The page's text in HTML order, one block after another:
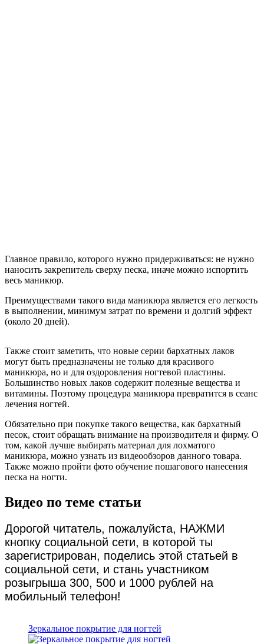
Главное правило, которого нужно придерживаться: не нужно
наносить закрепитель сверху песка, иначе можно испортить
весь маникюр.
Преимуществами такого вида маникюра является его легкость
в выполнении, минимум затрат по времени и долгий эффект
(около 20 дней).
Также стоит заметить, что новые серии бархатных лаков
могут быть предназначены не только для красивого
маникюра, но и для оздоровления ногтевой пластины.
Большинство новых лаков содержит полезные вещества и
витамины. Поэтому процедура маникюра превратится в сеанс
лечения ногтей.
Обязательно при покупке такого вещества, как бархатный
песок, стоит обращать внимание на производителя и фирму. О
том, какой лучше выбирать материал для лохматого
маникюра, можно узнать из видеообзоров данного товара.
Также можно пройти фото обучение пошагового нанесения
песка на ногти.
Видео по теме статьи
Дорогой читатель, пожалуйста, НАЖМИ
кнопку социальной сети, в которой ты
зарегистрирован, поделись этой статьей в
социальной сети, и стань участником
розыгрыша 300, 500 и 1000 рублей на
мобильный телефон!
Зеркальное покрытие для ногтей